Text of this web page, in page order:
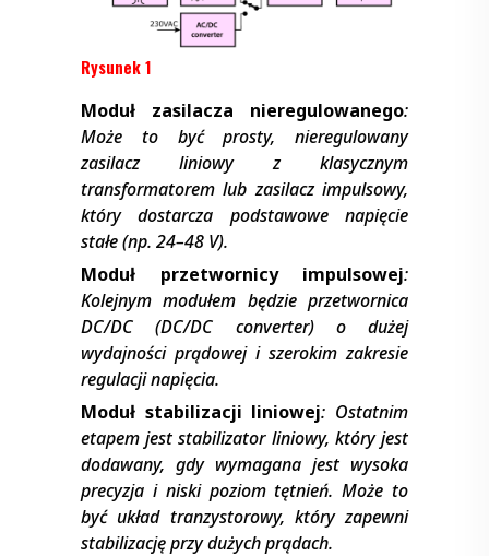
Rysunek 1
Moduł zasilacza nieregulowanego:
Może to być prosty, nieregulowany
zasilacz liniowy z klasycznym
transformatorem lub zasilacz impulsowy,
który dostarcza podstawowe napięcie
stałe (np. 24–48 V).
Moduł przetwornicy impulsowej:
Kolejnym modułem będzie przetwornica
DC/DC (DC/DC converter) o dużej
wydajności prądowej i szerokim zakresie
regulacji napięcia.
Moduł stabilizacji liniowej: Ostatnim
etapem jest stabilizator liniowy, który jest
dodawany, gdy wymagana jest wysoka
precyzja i niski poziom tętnień. Może to
być układ tranzystorowy, który zapewni
stabilizację przy dużych prądach.